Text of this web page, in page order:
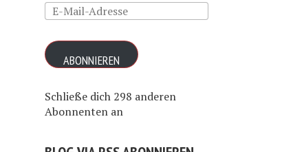
E-
Mail-
Adresse
ABONNIEREN
Schließe dich 298 anderen
Abonnenten an